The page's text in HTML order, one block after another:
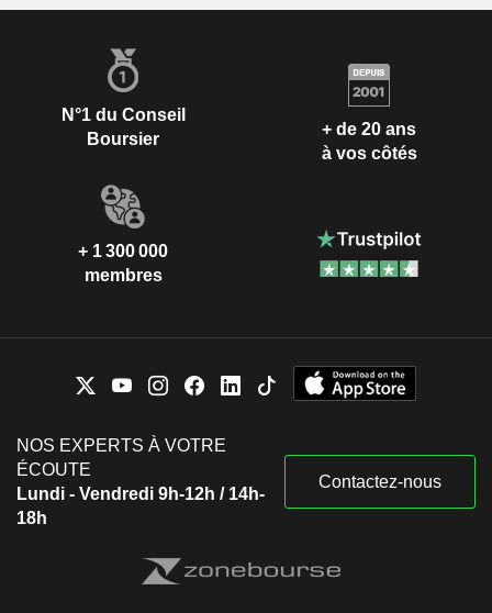
N°1 du Conseil
Boursier
+ de 20 ans
à vos côtés
+ 1 300 000
membres
NOS EXPERTS À VOTRE
ÉCOUTE
Lundi - Vendredi 9h-12h / 14h-
18h
Contactez-nous